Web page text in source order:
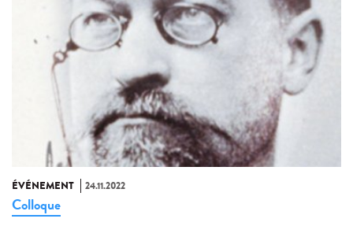
ÉVÉNEMENT 24.11.2022
Colloque